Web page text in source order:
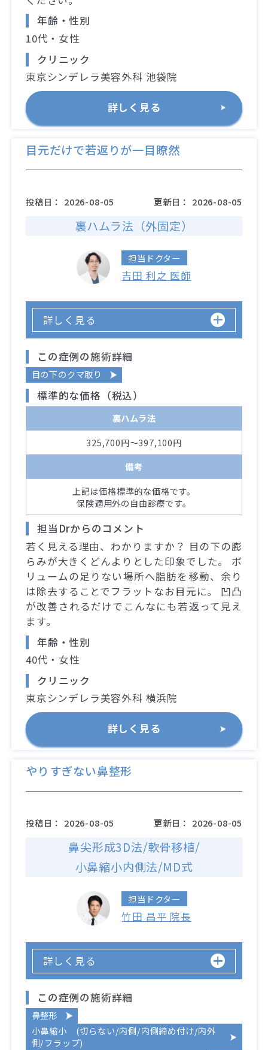
年齢・性別
10代・女性
クリニック
東京シンデレラ美容外科 池袋院
詳しく見る
目元だけで若返りが一目瞭然
投稿日： 2026-08-05 更新日： 2026-08-05
裏ハムラ法（外固定）
担当ドクター
吉田 利之 医師
詳しく見る
この症例の施術詳細
目の下のクマ取り
標準的な価格（税込）
裏ハムラ法
325,700円～397,100円
備考
上記は価格標準的な価格です。
保険適用外の自由診療です。
担当Drからのコメント
若く見える理由、わかりますか？ 目の下の膨
らみが大きくどんよりとした印象でした。 ボ
リュームの足りない場所へ脂肪を移動、余り
は除去することでフラットなお目元に。 凹凸
が改善されるだけでこんなにも若返って見え
ます。
年齢・性別
40代・女性
クリニック
東京シンデレラ美容外科 横浜院
詳しく見る
やりすぎない鼻整形
投稿日： 2026-08-05 更新日： 2026-08-05
鼻尖形成3D法/軟骨移植/
小鼻縮小内側法/MD式
担当ドクター
竹田 昌平 院長
詳しく見る
この症例の施術詳細
鼻整形
小鼻縮小 (切らない/内側/内側締め付け/内外
側/フラップ)